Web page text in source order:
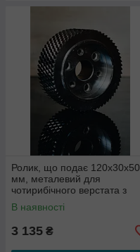
Ролик, що подає 120x30x50
мм, металевий для
чотирибічного верстата з
болтовим кріпленням
В наявності
3 135 ₴